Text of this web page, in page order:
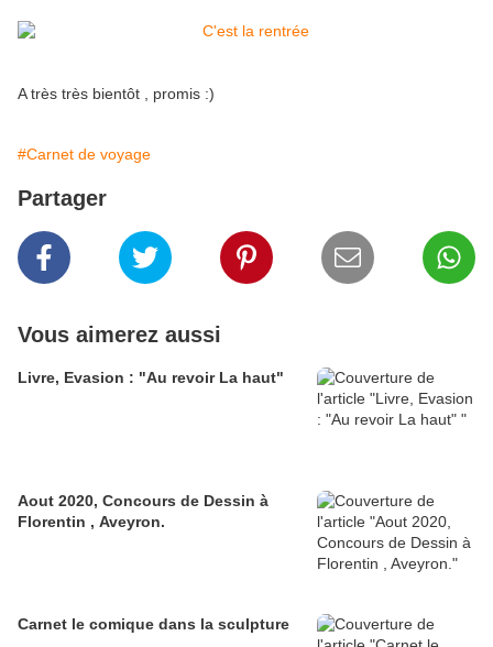
A très très bientôt , promis :)
#Carnet de voyage
Partager
Vous aimerez aussi
Livre, Evasion : "Au revoir La haut"
Aout 2020, Concours de Dessin à
Florentin , Aveyron.
Carnet le comique dans la sculpture